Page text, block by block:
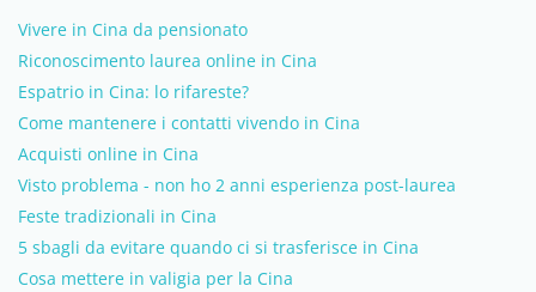
Vivere in Cina da pensionato
Riconoscimento laurea online in Cina
Espatrio in Cina: lo rifareste?
Come mantenere i contatti vivendo in Cina
Acquisti online in Cina
Visto problema - non ho 2 anni esperienza post-laurea
Feste tradizionali in Cina
5 sbagli da evitare quando ci si trasferisce in Cina
Cosa mettere in valigia per la Cina